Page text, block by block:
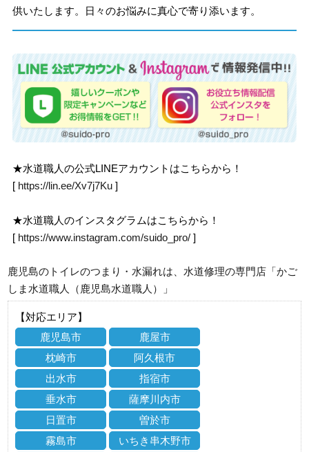
供いたします。日々のお悩みに真心で寄り添います。
★水道職人の公式LINEアカウントはこちらから！
[ https://lin.ee/Xv7j7Ku ]
★水道職人のインスタグラムはこちらから！
[ https://www.instagram.com/suido_pro/ ]
鹿児島のトイレのつまり・水漏れは、水道修理の専門店「かご
しま水道職人（鹿児島水道職人）」
【対応エリア】
鹿児島市
鹿屋市
枕崎市
阿久根市
出水市
指宿市
垂水市
薩摩川内市
日置市
曽於市
霧島市
いちき串木野市